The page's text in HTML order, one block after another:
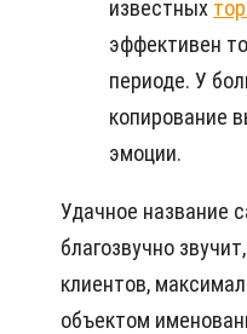
известных
эффективен
периоде. У
копирование
эмоции.
Удачное название
благозвучно
клиентов,
объектом